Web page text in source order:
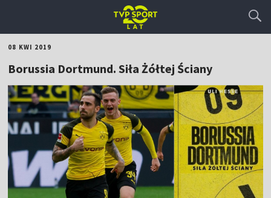
08 KWI 2019
Borussia Dortmund. Siła Żółtej Ściany